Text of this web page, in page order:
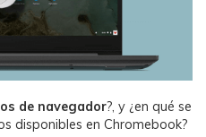
de navegador?, y ¿en qué se
disponibles en Chromebook?